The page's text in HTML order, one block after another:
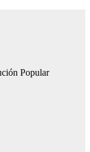
Popular